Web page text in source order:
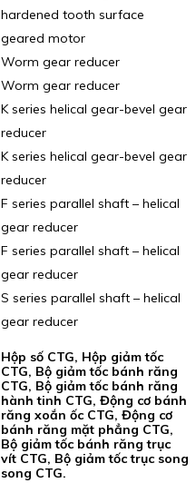
hardened tooth surface
geared motor
Worm gear reducer
Worm gear reducer
K series helical gear-bevel gear
reducer
K series helical gear-bevel gear
reducer
F series parallel shaft – helical
gear reducer
F series parallel shaft – helical
gear reducer
S series parallel shaft – helical
gear reducer
Hộp số CTG, Hộp giảm tốc
CTG, Bộ giảm tốc bánh răng
CTG, Bộ giảm tốc bánh răng
hành tinh CTG, Động cơ bánh
răng xoắn ốc CTG, Động cơ
bánh răng mặt phẳng CTG,
Bộ giảm tốc bánh răng trục
vít CTG, Bộ giảm tốc trục song
song CTG.